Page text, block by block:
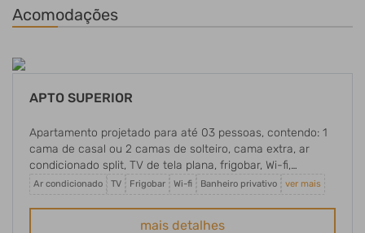
Acomodações
APTO SUPERIOR
Apartamento projetado para até 03 pessoas, contendo: 1
cama de casal ou 2 camas de solteiro, cama extra, ar
condicionado split, TV de tela plana, frigobar, Wi-fi,
banheiro privativo com chuveiro elétrico, amenities
toques coloniais e móveis rústicos preservados.
Ar condicionado TV Frigobar Wi-fi Banheiro privativo ver mais
mais detalhes